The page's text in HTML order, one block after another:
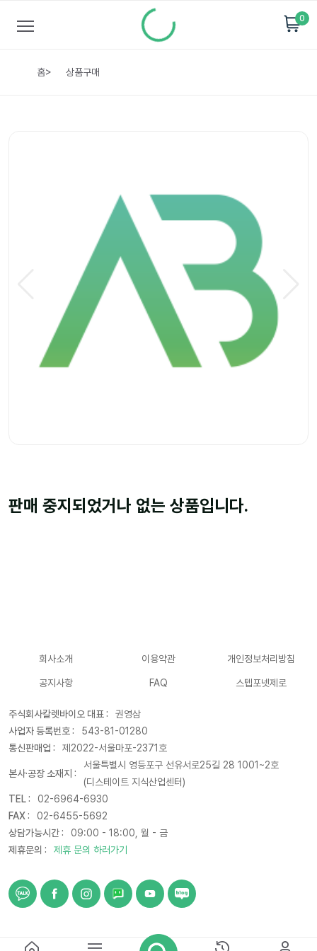
0
홈> 상품구매
판매 중지되었거나 없는 상품입니다.
회사소개 이용약관 개인정보처리방침
공지사항 FAQ 스텝포넷제로
주식회사칼렛바이오 대표 :
권영삼
사업자 등록번호 :
543-81-01280
통신판매업 :
제2022-서울마포-2371호
본사·공장 소재지 :
서울특별시 영등포구 선유서로25길 28 1001~2호
(디스테이트 지식산업센터)
TEL :
02-6964-6930
FAX :
02-6455-5692
상담가능시간 :
09:00 - 18:00, 월 - 금
제휴문의 :
제휴 문의 하러가기